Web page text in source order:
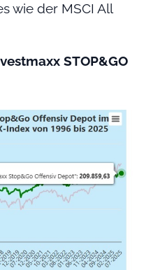
wie der MSCI All
STOP&GO